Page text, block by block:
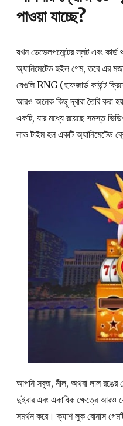
পাওয়া যাচ্ছে?
যখন ডেভেলপমেন্টের স্লট এবং
অ্যানিমেটেড হুইল গেম, তবে এর
যেগুলি RNG (হাফজার্ড কাউন্ট
আরও অনেক কিছু দ্বারা তৈরি করা
একটি, যার মধ্যে রয়েছে সমস্ত
লাভ টাইম হল একটি অ্যানিমেটেড
আপনি সবুজ, নীল, অথবা লাল রঙের
দুইবার এবং একাধিক ক্ষেত্রে আরও
সমর্থন করে। ক্যাশ লুক বোনাস